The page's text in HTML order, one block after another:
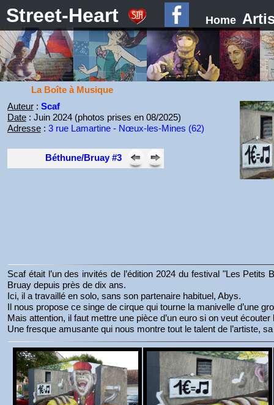
Street-Heart Home
La Boîte à Musique
Auteur: Scaf
Date: Juin 2024 (photos prises en 08/2025)
Adresse: 3 rue Lamartine - Nœux-les-Mines (62)
Béthune/Bruay #3
Scaf était l’un des invités de l’édition 2024 du festival "Les
Bruay depuis près de dix ans.
Ici, il a travaillé en solo, sans son partenaire habituel, Abys.
Il nous propose ce singe de cirque qui tourne la manivelle d’une
Mais attention, il faut mettre une pièce d’un euro si on veut
Une fresque amusante qui nous montre tout le talent de l’artiste,